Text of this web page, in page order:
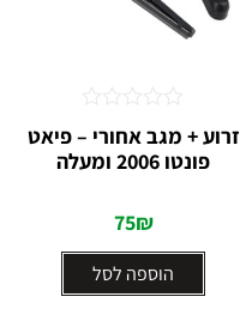
זרוע + מגב אחורי – פיאט
פונטו 2006 ומעלה
75₪
הוספה לסל
0
מתוך